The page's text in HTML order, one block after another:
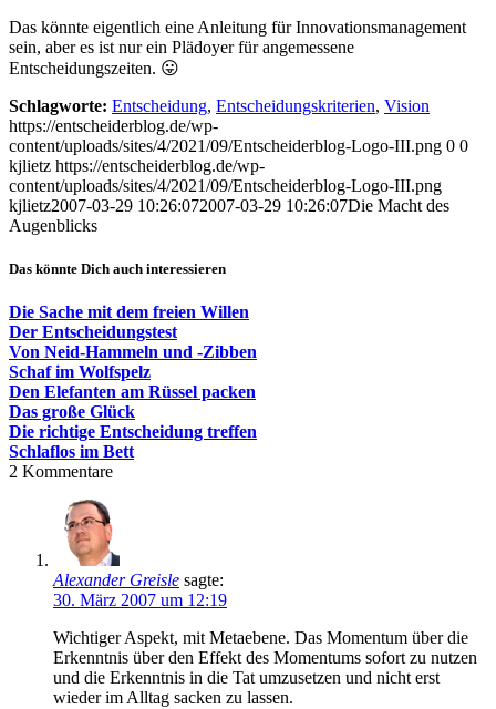
Das könnte eigentlich eine Anleitung für Innovationsmanagement
sein, aber es ist nur ein Plädoyer für angemessene
Entscheidungszeiten. 😛
Schlagworte: Entscheidung, Entscheidungskriterien, Vision
https://entscheiderblog.de/wp-
content/uploads/sites/4/2021/09/Entscheiderblog-Logo-III.png 0 0
kjlietz https://entscheiderblog.de/wp-
content/uploads/sites/4/2021/09/Entscheiderblog-Logo-III.png
kjlietz2007-03-29 10:26:072007-03-29 10:26:07Die Macht des
Augenblicks
Das könnte Dich auch interessieren
Die Sache mit dem freien Willen
Der Entscheidungstest
Von Neid-Hammeln und -Zibben
Schaf im Wolfspelz
Den Elefanten am Rüssel packen
Das große Glück
Die richtige Entscheidung treffen
Schlaflos im Bett
2 Kommentare
Alexander Greisle sagte:
30. März 2007 um 12:19
Wichtiger Aspekt, mit Metaebene. Das Momentum über die
Erkenntnis über den Effekt des Momentums sofort zu nutzen
und die Erkenntnis in die Tat umzusetzen und nicht erst
wieder im Alltag sacken zu lassen.